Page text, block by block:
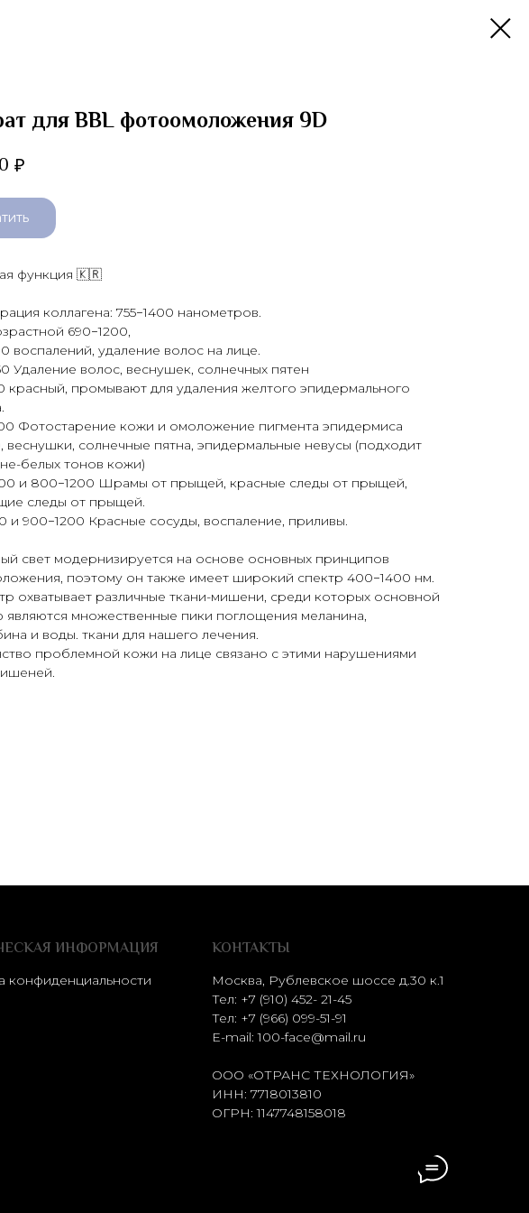
для BBL фотоомоложения 9D
₽
функция 🇰🇷
коллагена: 755−1400 нанометров.
690−1200,
воспалений, удаление волос на лице.
Удаление волос, веснушек, солнечных пятен
красный, промывают для удаления желтого эпидермального
Фотостарение кожи и омоложение пигмента эпидермиса
веснушки, солнечные пятна, эпидермальные невусы (подходит
белых тонов кожи)
и 800−1200 Шрамы от прыщей, красные следы от прыщей,
следы от прыщей.
и 900−1200 Красные сосуды, воспаление, приливы.
свет модернизируется на основе основных принципов
поэтому он также имеет широкий спектр 400−1400 нм.
охватывает различные ткани-мишени, среди которых основной
множественные пики поглощения меланина,
и воды. ткани для нашего лечения.
проблемной кожи на лице связано с этими нарушениями
ИНФОРМАЦИЯ
конфиденциальности
КОНТАКТЫ
Москва, Рублевское шоссе д.30 к.1
Тел: +7 (910) 452- 21-45
Тел: +7 (966) 099-51-91
E-mail:100-face@mail.ru
ООО «ОТРАНС ТЕХНОЛОГИЯ»
ИНН: 7718013810
ОГРН: 1147748158018